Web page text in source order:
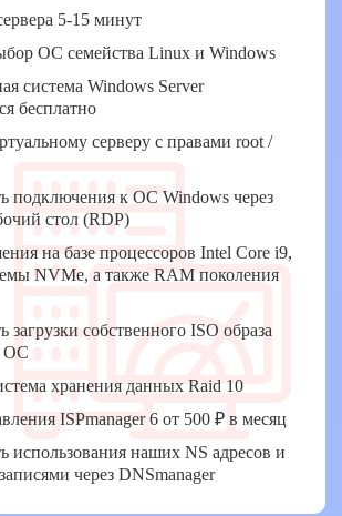
5-15 минут
ОС семейства Linux и Windows
система Windows Server
бесплатно
серверу с правами root /
подключения к ОС Windows через
стол (RDP)
на базе процессоров Intel Core i9,
NVMe, а также RAM поколения
загрузки собственного ISO образа
ОС
хранения данных Raid 10
ISPmanager 6 от 500 ₽ в месяц
использования наших NS адресов и
через DNSmanager